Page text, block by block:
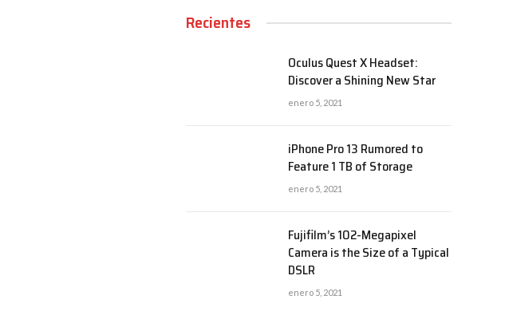
Recientes
Oculus Quest X Headset:
Discover a Shining New Star
enero 5, 2021
iPhone Pro 13 Rumored to
Feature 1 TB of Storage
enero 5, 2021
Fujifilm’s 102-Megapixel
Camera is the Size of a Typical
DSLR
enero 5, 2021